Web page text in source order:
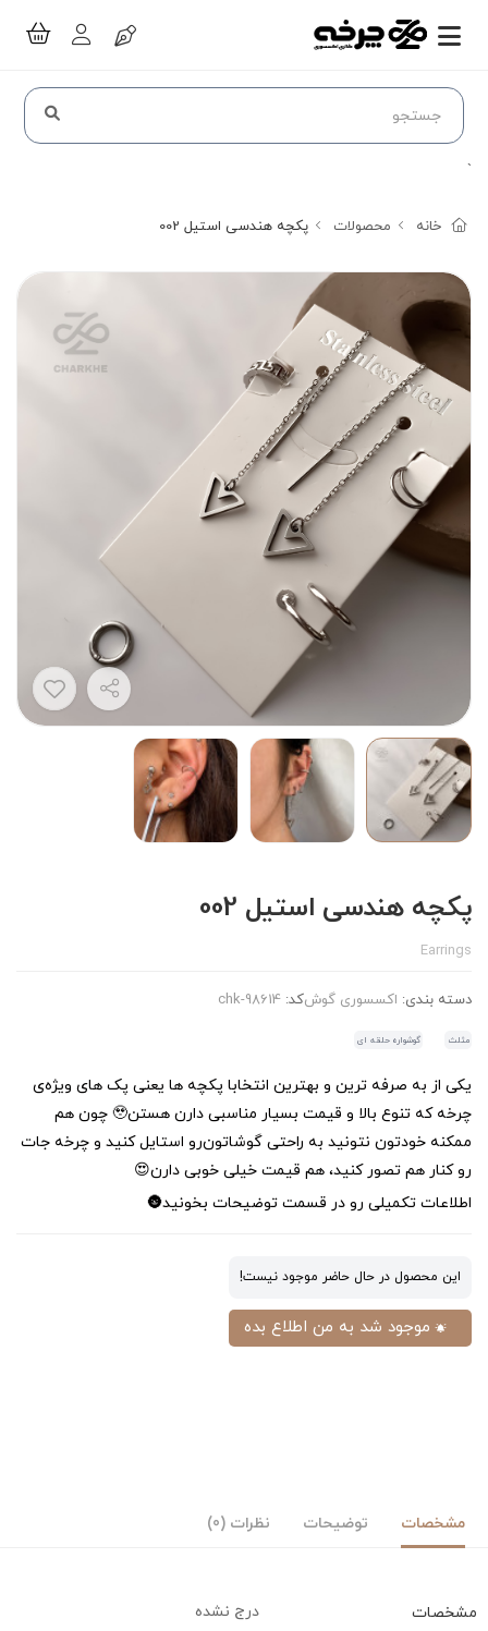
`
خانه محصولات پکچه هندسی استیل 002
پکچه هندسی استیل 002
Earrings
دسته بندی: اکسسوری گوشکد: chk-98614
مثلث گوشواره حلقه ای
یکی از به صرفه ترین و بهترین انتخابا پکچه ها یعنی پک های ویژه‌ی
چرخه که تنوع بالا و قیمت بسیار مناسبی دارن هستن🥹 چون هم
ممکنه خودتون نتونید به راحتی گوشاتون‌رو استایل کنید و چرخه‌ جات
رو کنار هم تصور کنید، هم قیمت خیلی خوبی دارن😍
اطلاعات تکمیلی رو در قسمت توضیحات بخونید🌚
این محصول در حال حاضر موجود نیست!
موجود شد به من اطلاع بده
مشخصات توضیحات نظرات (0)
مشخصات درج نشده